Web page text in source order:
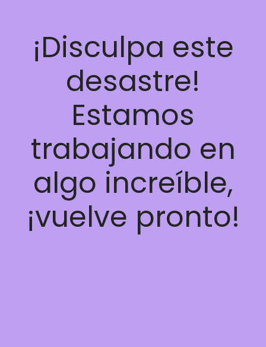
¡Disculpa este
desastre!
Estamos
trabajando en
algo increíble,
¡vuelve pronto!